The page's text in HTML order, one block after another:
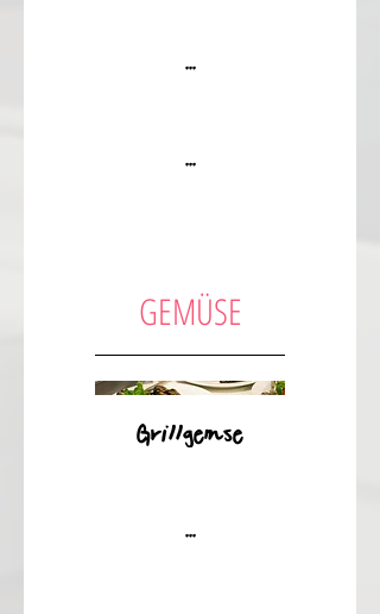
...
...
GEMÜSE
Grillgemüse
...